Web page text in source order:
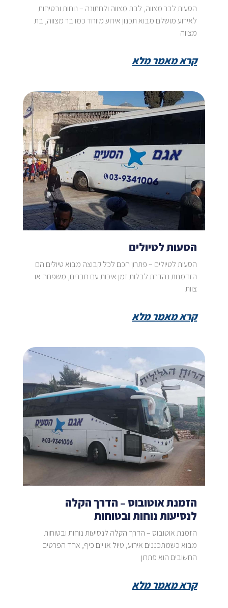
הסעות לבר מצווה, לבת מצווה ולחתונה – נוחות ובטיחות
לאירוע מושלם מבוא תכנון אירוע מיוחד כמו בר מצווה, בת
מצווה
קרא מאמר מלא
הסעות לטיולים
הסעות לטיולים – פתרון חכם לכל קבוצה מבוא טיולים הם
הזדמנות נהדרת לבלות זמן איכות עם חברים, משפחה או
צוות
קרא מאמר מלא
הזמנת אוטובוס – הדרך הקלה
לנסיעות נוחות ובטוחות
הזמנת אוטובוס – הדרך הקלה לנסיעות נוחות ובטוחות
מבוא כשמתכננים אירוע, טיול או יום כיף, אחד הפרטים
החשובים הוא פתרון
קרא מאמר מלא